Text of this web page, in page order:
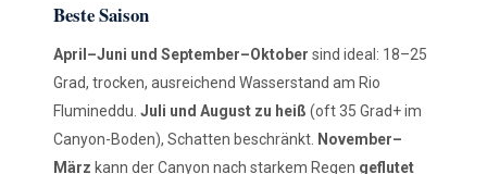
Beste Saison
April–Juni und September–Oktober sind ideal: 18–25
Grad, trocken, ausreichend Wasserstand am Rio
Flumineddu. Juli und August zu heiß (oft 35 Grad+ im
Canyon-Boden), Schatten beschränkt. November–
März kann der Canyon nach starkem Regen geflutet